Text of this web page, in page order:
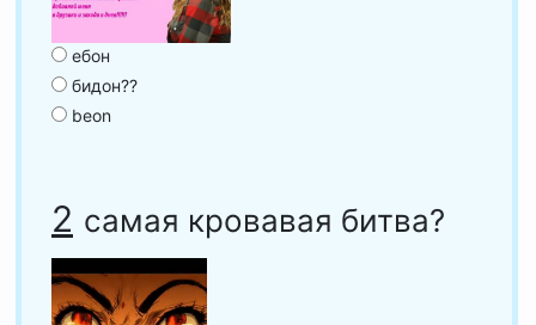
ебон
бидон??
beon
2 самая кровавая битва?